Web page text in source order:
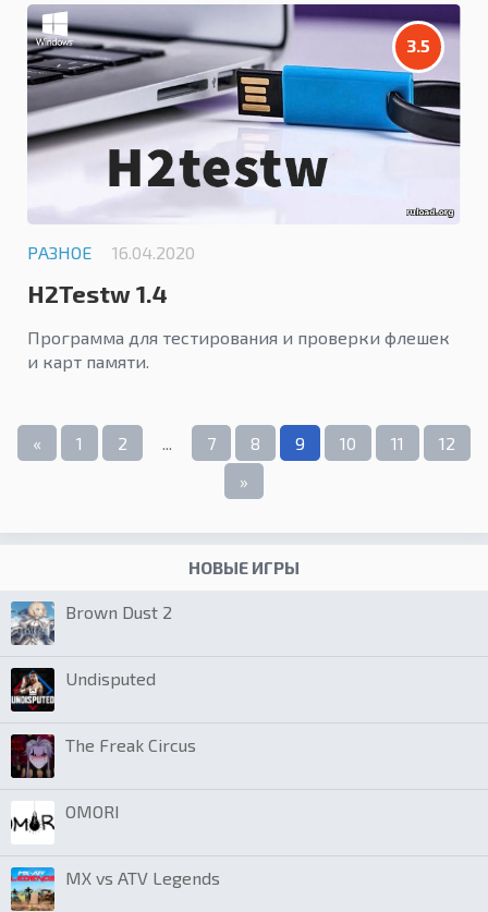
3.5
РАЗНОЕ 16.04.2020
H2Testw 1.4
Программа для тестирования и проверки флешек
и карт памяти.
« 1 2 ... 7 8 9 10 11
12
»
НОВЫЕ ИГРЫ
Brown Dust 2
Undisputed
The Freak Circus
OMORI
MX vs ATV Legends